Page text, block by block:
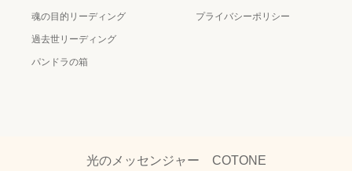
魂の目的リーディング
過去世リーディング
パンドラの箱
プライバシーポリシー
光のメッセンジャー COTONE